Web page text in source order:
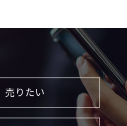
売りたい